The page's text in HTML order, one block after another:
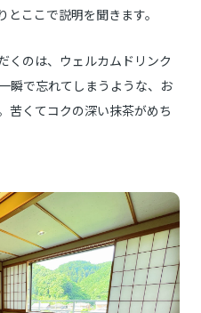
ここで説明を聞きます。
くのは、ウェルカムドリンク
瞬で忘れてしまうような、お
苦くてコクの深い抹茶がめち